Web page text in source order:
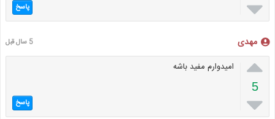
 پاسخ
مهدی 5 سال قبل

5

امیدوارم مفید باشه
پاسخ